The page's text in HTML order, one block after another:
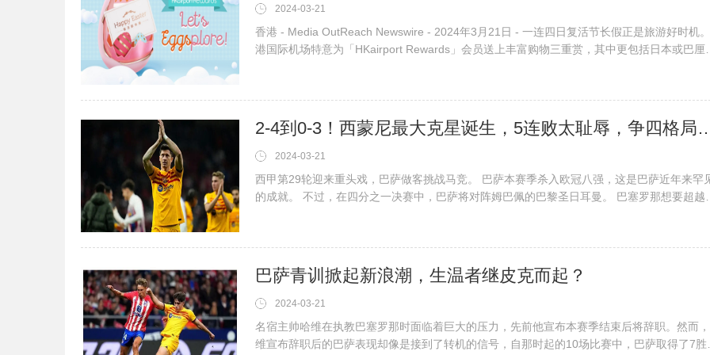
2024-03-21
香港 - Media OutReach Newswire - 2024年3月21日 - 一连四日复活节长假正是旅游好时机
港国际机场特意为「HKairport Rewards」会员送上丰富购物三重赏，其中更包括日本或巴厘岛
2-4到0-3！西蒙尼最大克星诞生，
2024-03-21
西甲第29轮迎来重头戏，巴萨做客挑战马竞。 巴萨本赛季杀入欧冠八强，这是巴萨近年来罕
的成就。 不过，在四分之一决赛中，巴萨将对阵姆巴佩的巴黎圣日耳曼。 巴塞罗那想要超越巴
巴萨青训掀起新浪潮，生温者继皮克而起？
2024-03-21
名宿主帅哈维在执教巴塞罗那时面临着巨大的压力，先前他宣布本赛季结束后将辞职。然而
维宣布辞职后的巴萨表现却像是接到了转机的信号，自那时起的10场比赛中，巴萨取得了7胜3